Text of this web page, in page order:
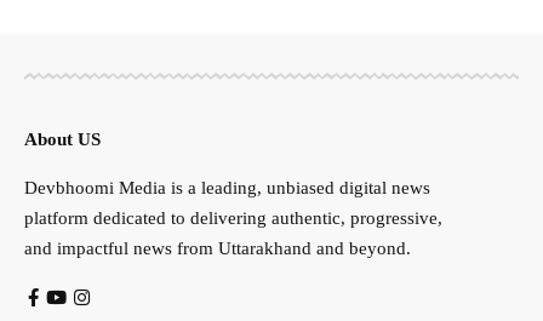
About US
Devbhoomi Media is a leading, unbiased digital news
platform dedicated to delivering authentic, progressive,
and impactful news from Uttarakhand and beyond.